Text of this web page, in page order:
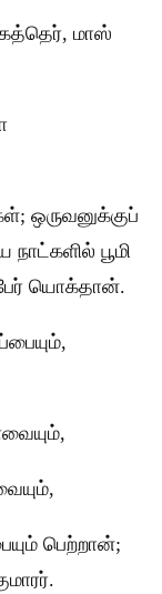
மாஸ்
ஒருவனுக்குப்
பூமி
யொக்தான்.
பெற்றான்;